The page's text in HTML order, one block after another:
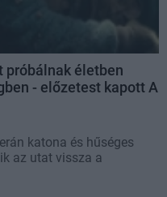
próbálnak életben
- előzetest kapott A
katona és hűséges
az utat vissza a